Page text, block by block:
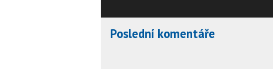
Poslední komentáře